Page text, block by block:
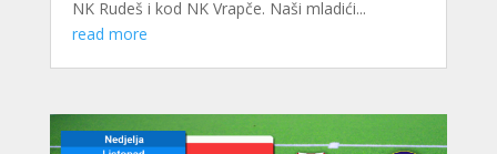
NK Rudeš i kod NK Vrapče. Naši mladići...
read more